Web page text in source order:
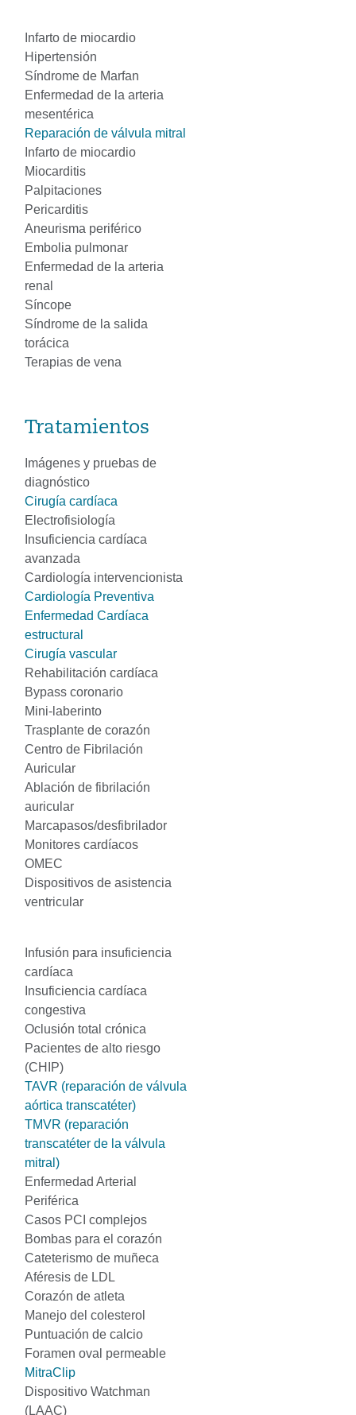
Infarto de miocardio
Hipertensión
Síndrome de Marfan
Enfermedad de la arteria
mesentérica
Reparación de válvula mitral
Infarto de miocardio
Miocarditis
Palpitaciones
Pericarditis
Aneurisma periférico
Embolia pulmonar
Enfermedad de la arteria
renal
Síncope
Síndrome de la salida
torácica
Terapias de vena
Tratamientos
Imágenes y pruebas de
diagnóstico
Cirugía cardíaca
Electrofisiología
Insuficiencia cardíaca
avanzada
Cardiología intervencionista
Cardiología Preventiva
Enfermedad Cardíaca
estructural
Cirugía vascular
Rehabilitación cardíaca
Bypass coronario
Mini-laberinto
Trasplante de corazón
Centro de Fibrilación
Auricular
Ablación de fibrilación
auricular
Marcapasos/desfibrilador
Monitores cardíacos
OMEC
Dispositivos de asistencia
ventricular
Infusión para insuficiencia
cardíaca
Insuficiencia cardíaca
congestiva
Oclusión total crónica
Pacientes de alto riesgo
(CHIP)
TAVR (reparación de válvula
aórtica transcatéter)
TMVR (reparación
transcatéter de la válvula
mitral)
Enfermedad Arterial
Periférica
Casos PCI complejos
Bombas para el corazón
Cateterismo de muñeca
Aféresis de LDL
Corazón de atleta
Manejo del colesterol
Puntuación de calcio
Foramen oval permeable
MitraClip
Dispositivo Watchman
(LAAC)